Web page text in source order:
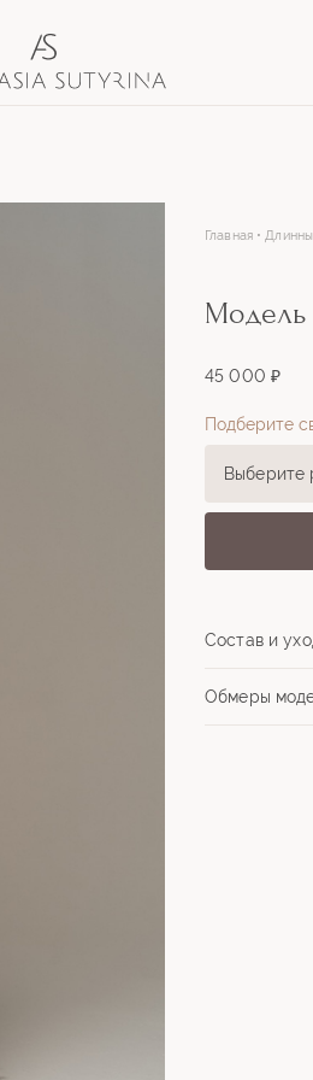
Главная
Модель
45 000 ₽
Подберите
Выберите
Состав и
Обмеры